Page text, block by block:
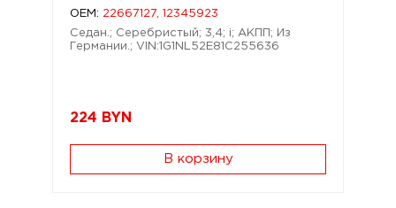
OEM: 22667127, 12345923
Седан.; Серебристый; 3,4; i; АКПП; Из
Германии.; VIN:1G1NL52E81C255636
224 BYN
В корзину